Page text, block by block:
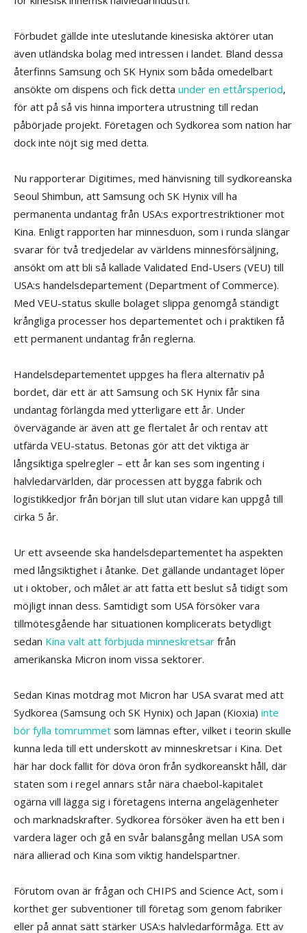
Förbudet gällde inte uteslutande kinesiska aktörer utan
även utländska bolag med intressen i landet. Bland dessa
återfinns Samsung och SK Hynix som båda omedelbart
ansökte om dispens och fick detta under en ettårsperiod,
för att på så vis hinna importera utrustning till redan
påbörjade projekt. Företagen och Sydkorea som nation har
dock inte nöjt sig med detta.
Nu rapporterar Digitimes, med hänvisning till sydkoreanska
Seoul Shimbun, att Samsung och SK Hynix vill ha
permanenta undantag från USA:s exportrestriktioner mot
Kina. Enligt rapporten har minnesduon, som i runda slängar
svarar för två tredjedelar av världens minnesförsäljning,
ansökt om att bli så kallade Validated End-Users (VEU) till
USA:s handelsdepartement (Department of Commerce).
Med VEU-status skulle bolaget slippa genomgå ständigt
krångliga processer hos departementet och i praktiken få
ett permanent undantag från reglerna.
Handelsdepartementet uppges ha flera alternativ på
bordet, där ett är att Samsung och SK Hynix får sina
undantag förlängda med ytterligare ett år. Under
övervägande är även att ge flertalet år och rentav att
utfärda VEU-status. Betonas gör att det viktiga är
långsiktiga spelregler – ett år kan ses som ingenting i
halvledarvärlden, där processen att bygga fabrik och
logistikkedjor från början till slut utan vidare kan uppgå till
cirka 5 år.
Ur ett avseende ska handelsdepartementet ha aspekten
med långsiktighet i åtanke. Det gällande undantaget löper
ut i oktober, och målet är att fatta ett beslut så tidigt som
möjligt innan dess. Samtidigt som USA försöker vara
tillmötesgående har situationen komplicerats betydligt
sedan Kina valt att förbjuda minneskretsar från
amerikanska Micron inom vissa sektorer.
Sedan Kinas motdrag mot Micron har USA svarat med att
Sydkorea (Samsung och SK Hynix) och Japan (Kioxia) inte
bör fylla tomrummet som lämnas efter, vilket i teorin skulle
kunna leda till ett underskott av minneskretsar i Kina. Det
här har dock fallit för döva öron från sydkoreanskt håll, där
staten som i regel annars står nära chaebol-kapitalet
ogärna vill lägga sig i företagens interna angelägenheter
och marknadskrafter. Sydkorea försöker även ha ett ben i
vardera läger och gå en svår balansgång mellan USA som
nära allierad och Kina som viktig handelspartner.
Förutom ovan är frågan och CHIPS and Science Act, som i
korthet ger subventioner till företag som genom fabriker
eller på annat sätt stärker USA:s halvledarförmåga. Ett av